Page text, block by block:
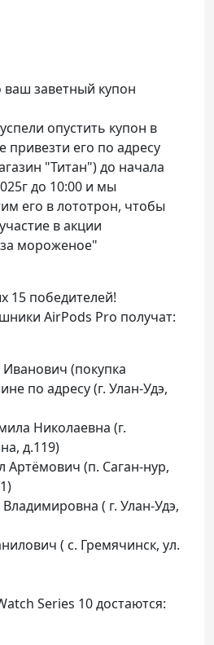
заветный купон
опустить купон в
его по адресу
"Титан") до начала
до 10:00 и мы
его в лототрон, чтобы
в акции
мороженое"
15 победителей!
AirPods Pro получат:
Иванович (покупка
по адресу (г. Улан-Удэ,
Николаевна (г.
д.119)
Артёмович (п. Саган-нур,
( г. Улан-Удэ,
( с. Гремячинск, ул.
Series 10 достаются: